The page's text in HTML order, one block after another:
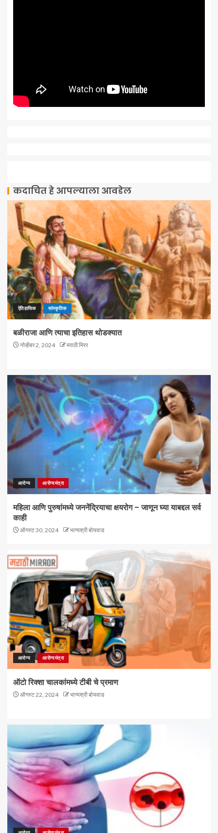
कदाचित हे आपल्याला आवडेल
ऐतिहासिक सांस्कृतिक
बळीराजा आणि त्याचा इतिहास थोडक्यात
नोव्हेंबर 2, 2024 मराठी मिरर
आरोग्य आरोग्यमंत्रा
महिला आणि पुरुषांमध्ये जननेंद्रियाचा क्षयरोग – जाणून घ्या याबद्दल सर्व
काही
ऑगस्ट 30, 2024 भाग्यश्री बोयवाड
आरोग्य आरोग्यमंत्रा
ऑटो रिक्शा चालकांमध्ये टीबी चे प्रमाण
ऑगस्ट 22, 2024 भाग्यश्री बोयवाड